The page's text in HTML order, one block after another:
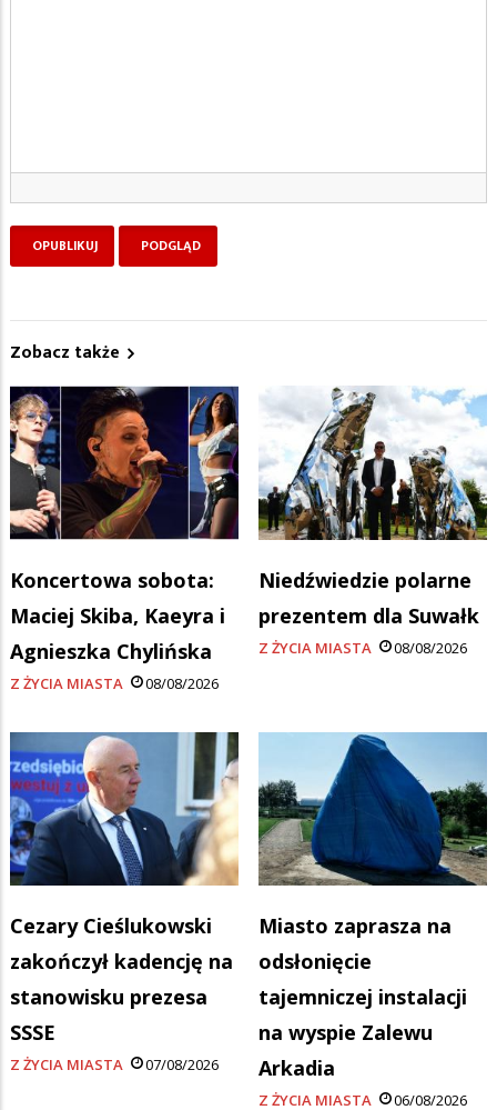
Zobacz także
Koncertowa sobota:
Maciej Skiba, Kaeyra i
Agnieszka Chylińska
Z ŻYCIA MIASTA 08/08/2026
Niedźwiedzie polarne
prezentem dla Suwałk
Z ŻYCIA MIASTA 08/08/2026
Cezary Cieślukowski
zakończył kadencję na
stanowisku prezesa
SSSE
Z ŻYCIA MIASTA 07/08/2026
Miasto zaprasza na
odsłonięcie
tajemniczej instalacji
na wyspie Zalewu
Arkadia
Z ŻYCIA MIASTA 06/08/2026